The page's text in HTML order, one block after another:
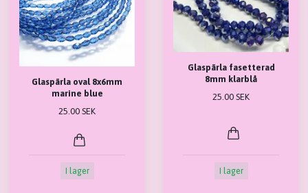
Glaspärla oval 8x6mm
marine blue
25.00 SEK
I lager
Glaspärla fasetterad
8mm klarblå
25.00 SEK
I lager